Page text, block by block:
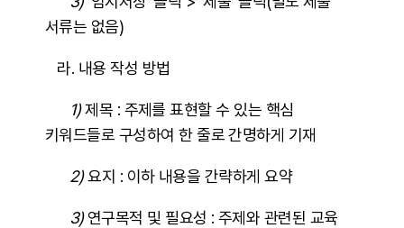
서류는 없음)
라. 내용 작성 방법
1)제목 : 주제를 표현할 수 있는 핵심
키워드들로 구성하여 한 줄로 간명하게 기재
2)요지 : 이하 내용을 간략하게 요약
3)연구목적 및 필요성 : 주제와 관련된 교육